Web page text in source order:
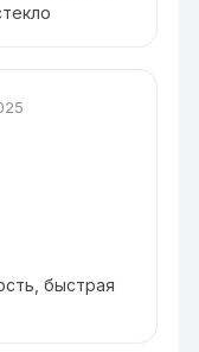
быстрая